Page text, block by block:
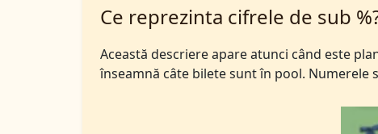
Ce reprezinta cifrele de sub
Această descriere apare atunci când este
înseamnă câte bilete sunt în pool. Numerele